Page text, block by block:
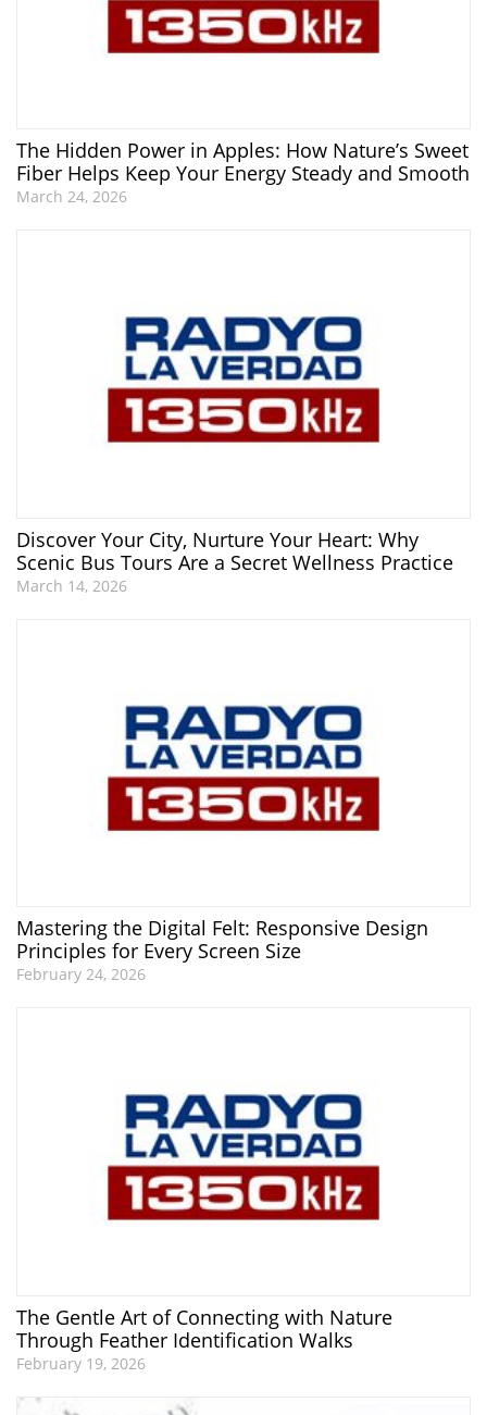
The Hidden Power in Apples: How Nature’s Sweet
Fiber Helps Keep Your Energy Steady and Smooth
March 24, 2026
Discover Your City, Nurture Your Heart: Why
Scenic Bus Tours Are a Secret Wellness Practice
March 14, 2026
Mastering the Digital Felt: Responsive Design
Principles for Every Screen Size
February 24, 2026
The Gentle Art of Connecting with Nature
Through Feather Identification Walks
February 19, 2026